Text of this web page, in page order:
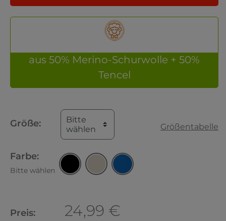
aus 50% Merino-Schurwolle + 50%
Tencel
Größe:
Bitte
wählen
Größentabelle
Farbe:
Bitte wählen
Preis: 24,99 €